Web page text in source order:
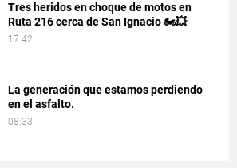
Tres heridos en choque de motos en
Ruta 216 cerca de San Ignacio 🏍️💥
17:42
La generación que estamos perdiendo
en el asfalto.
08:33